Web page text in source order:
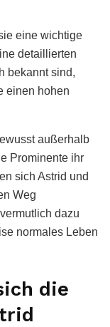
eine wichtige
detaillierten
bekannt sind,
einen hohen
außerhalb
Prominente ihr
sich Astrid und
Weg
dazu
normales Leben
die